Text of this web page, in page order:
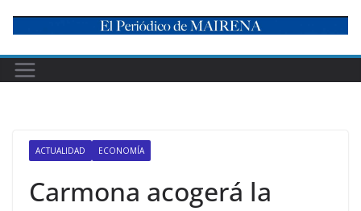
content
ACTUALIDAD ECONOMÍA
Carmona acogerá la